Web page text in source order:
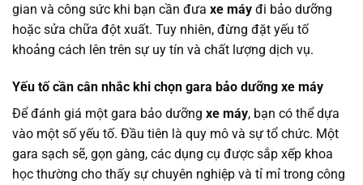
gian và công sức khi bạn cần đưa xe máy đi bảo dưỡng
hoặc sửa chữa đột xuất. Tuy nhiên, đừng đặt yếu tố
khoảng cách lên trên sự uy tín và chất lượng dịch vụ.
Yếu tố cần cân nhắc khi chọn gara bảo dưỡng xe máy
Để đánh giá một gara bảo dưỡng xe máy, bạn có thể dựa
vào một số yếu tố. Đầu tiên là quy mô và sự tổ chức. Một
gara sạch sẽ, gọn gàng, các dụng cụ được sắp xếp khoa
học thường cho thấy sự chuyên nghiệp và tỉ mỉ trong công